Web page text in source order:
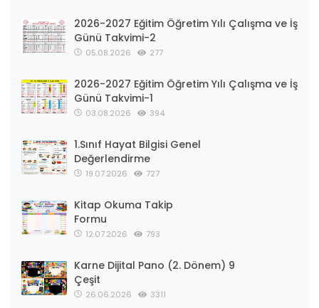
2026-2027 Eğitim Öğretim Yılı Çalışma ve İş
Günü Takvimi-2
05.08.2026 277
2026-2027 Eğitim Öğretim Yılı Çalışma ve İş
Günü Takvimi-1
03.08.2026 394
1.Sınıf Hayat Bilgisi Genel
Değerlendirme
19.07.2026 727
Kitap Okuma Takip
Formu
12.07.2026 793
Karne Dijital Pano (2. Dönem) 9
Çeşit
26.06.2026 3311